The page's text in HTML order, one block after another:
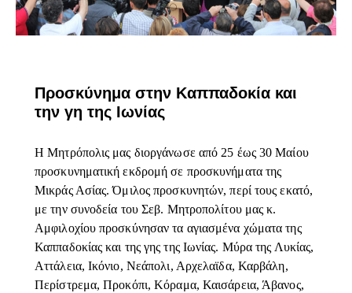
Προσκύνημα στην Καππαδοκία και
την γη της Ιωνίας
Η Μητρόπολις μας διοργάνωσε από 25 έως 30 Μαίου
προσκυνηματική εκδρομή σε προσκυνήματα της
Μικράς Ασίας. Όμιλος προσκυνητών, περί τους εκατό,
με την συνοδεία του Σεβ. Μητροπολίτου μας κ.
Αμφιλοχίου προσκύνησαν τα αγιασμένα χώματα της
Καππαδοκίας και της γης της Ιωνίας. Μύρα της Λυκίας,
Αττάλεια, Ικόνιο, Νεάπολι, Αρχελαϊδα, Καρβάλη,
Περίστρεμα, Προκόπι, Κόραμα, Καισάρεια, Άβανος,